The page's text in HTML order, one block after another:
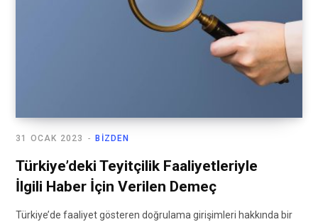
BIZDEN
31 OCAK 2023
Türkiye’deki Teyitçilik Faaliyetleriyle
İlgili Haber İçin Verilen Demeç
Türkiye’de faaliyet gösteren doğrulama girişimleri hakkında bir